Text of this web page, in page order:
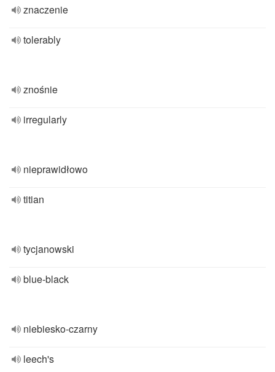
znaczenie
tolerably
znośnie
irregularly
nieprawidłowo
titian
tycjanowski
blue-black
niebiesko-czarny
leech's